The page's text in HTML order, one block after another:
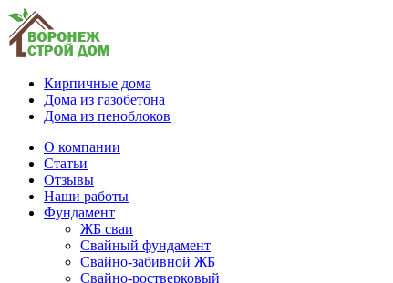
Кирпичные дома
Дома из газобетона
Дома из пеноблоков
О компании
Статьи
Отзывы
Наши работы
Фундамент
ЖБ сваи
Свайный фундамент
Свайно-забивной ЖБ
Свайно-ростверковый